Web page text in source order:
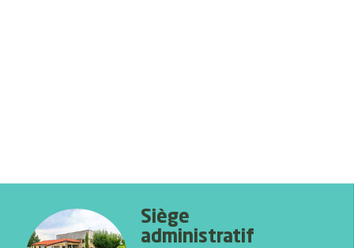
Siège
administratif